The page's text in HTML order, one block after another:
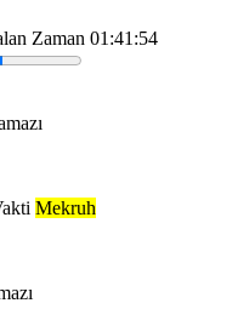
Zaman 01:41:54
Mekruh